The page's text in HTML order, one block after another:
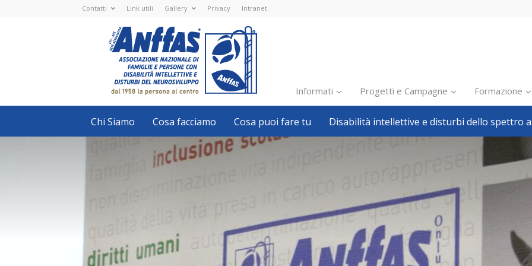
Contatti Link utili Gallery Privacy Intranet
Nazionale
ETS
-
APS
Associazione
Nazionale
di
Famiglie
e
con
disabilità
intellettive
neurosviluppo
Informati
Inclusione scolastica
Inclusione lavorativa
Politiche sociali
Pillole
Formazione
Avvisi, bandi
Welfare locale
Progetti e Campagne Formazione
Chi Siamo Cosa facciamo Cosa puoi fare tu Disabilità intellettive e disturbi dello spettro